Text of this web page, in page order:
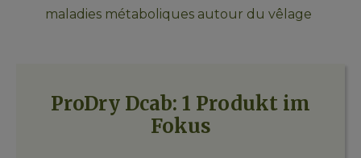
maladies métaboliques autour du vêlage
ProDry Dcab: 1 Produkt im
Fokus